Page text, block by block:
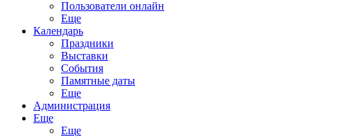
Пользователи онлайн
Еще
Календарь
Праздники
Выставки
События
Памятные даты
Еще
Администрация
Еще
Еще